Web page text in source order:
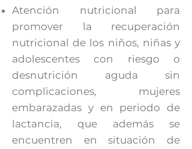
Atención nutricional para
promover la recuperación
nutricional de los niños, niñas y
adolescentes con riesgo o
desnutrición aguda sin
complicaciones, mujeres
embarazadas y en periodo de
lactancia, que además se
encuentren en situación de